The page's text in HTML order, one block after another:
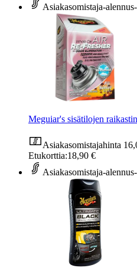
Asiakasomistaja-alennus
Meguiar's sisätilojen
Asiakasomistajahinta
Etukorttia:18,90 €
Asiakasomistaja-alennus